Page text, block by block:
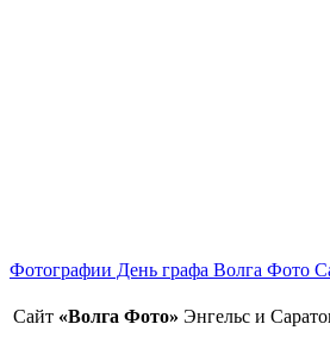
Фотографии День графа Волга Фото
Сайт «Волга Фото» Энгельс и